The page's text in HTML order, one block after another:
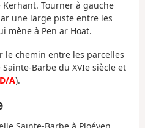
Tourner à gauche
une large piste entre les
mène à Pen ar Hoat.
le chemin entre les parcelles
Barbe du XVIe siècle et
D/A).